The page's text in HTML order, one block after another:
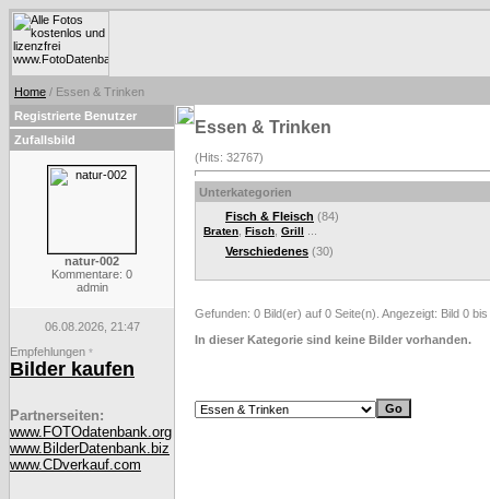
Home / Essen & Trinken
Registrierte Benutzer
Zufallsbild
natur-002
Kommentare: 0
admin
06.08.2026, 21:47
Empfehlungen *
Bilder kaufen
Partnerseiten:
www.FOTOdatenbank.org
www.BilderDatenbank.biz
www.CDverkauf.com
Essen & Trinken
(Hits: 32767)
Unterkategorien
Fisch & Fleisch (84)
Braten Fisch Grill
Verschiedenes (30)
Gefunden: 0 Bild(er) auf 0 Seite(n). Angezeigt: Bild 0 bis
In dieser Kategorie sind keine Bilder vorhanden.